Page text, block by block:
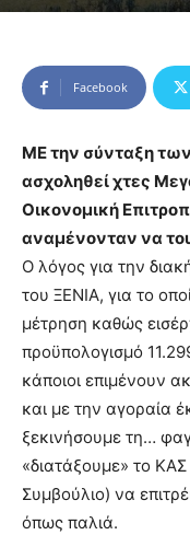
Facebook
ΜΕ την σύνταξη
ασχοληθεί χτες
Οικονομική
αναμένονταν να
Ο λόγος για την
του ΞΕΝΙΑ, για το
μέτρηση καθώς
προϋπολογισμό
κάποιοι επιμένουν
και με την αγοραία
ξεκινήσουμε τη…
«διατάξουμε» το
Συμβούλιο) να
όπως παλιά.